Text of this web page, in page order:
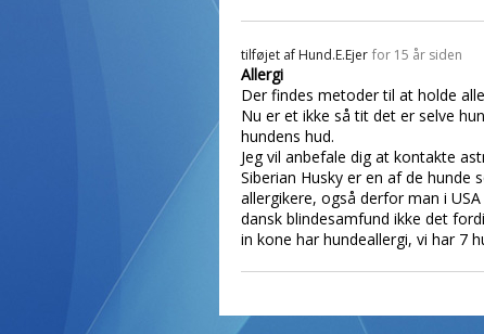
tilføjet af Hund.E.Ejer for 15 år siden
Allergi
Der findes metoder til at holde
Nu er et ikke så tit det er selve
hundens hud.
Jeg vil anbefale dig at kontakte
Siberian Husky er en af de hunde
allergikere, også derfor man i
dansk blindesamfund ikke det
in kone har hundeallergi, vi har 7